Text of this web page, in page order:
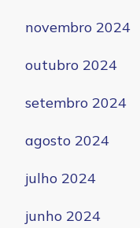
novembro 2024
outubro 2024
setembro 2024
agosto 2024
julho 2024
junho 2024